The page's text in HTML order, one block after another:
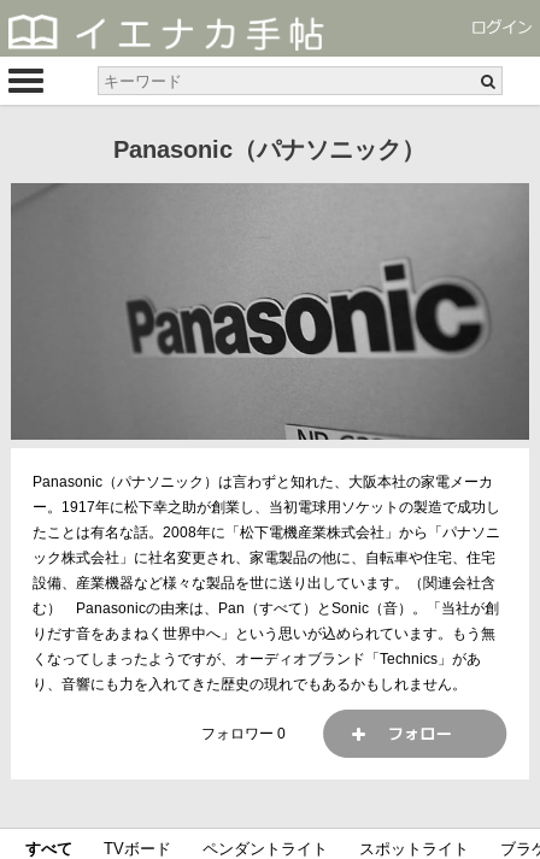
Panasonic（パナソニック）
Panasonic（パナソニック）は言わずと知れた、大阪本社の家電メーカ
ー。1917年に松下幸之助が創業し、当初電球用ソケットの製造で成功し
たことは有名な話。2008年に「松下電機産業株式会社」から「パナソニ
ック株式会社」に社名変更され、家電製品の他に、自転車や住宅、住宅
設備、産業機器など様々な製品を世に送り出しています。（関連会社含
む） Panasonicの由来は、Pan（すべて）とSonic（音）。「当社が創
りだす音をあまねく世界中へ」という思いが込められています。もう無
くなってしまったようですが、オーディオブランド「Technics」があ
り、音響にも力を入れてきた歴史の現れでもあるかもしれません。
フォロワー0
すべて TVボード ペンダントライト スポットライト ブラ